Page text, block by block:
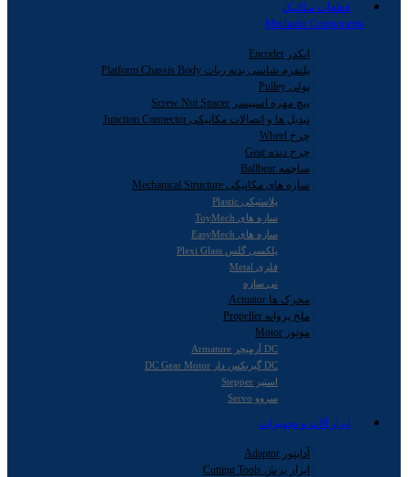
قطعات مکانیک
Mechanic Components
انکدر Encoder
پلتفرم شاسی بدنه ربات Platform Chassis Body
پولی Pulley
پیچ مهره اسپیسر Screw Nut Spacer
تبدیل ها و اتصالات مکانیکی Junction Connector
چرخ Wheel
چرخ دنده Gear
ساچمه Ballbear
سازه های مکانیکی Mechanical Structure
پلاستیکی Plastic
سازه های ToyMech
سازه های EasyMech
پلکسی گلس Plexi Glass
فلزی Metal
نی سازه
محرک ها Actuator
ملخ پروانه Propeller
موتور Motor
DC آرمیچر Armature
DC گیربکس دار DC Gear Motor
استپر Stepper
سروو Servo
ابزار آلات و تجهیزات
آداپتور Adaptor
ابزار برش Cutting Tools